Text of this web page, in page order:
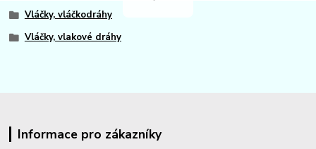
Vláčky, vláčkodráhy
Vláčky, vlakové dráhy
Informace pro zákazníky